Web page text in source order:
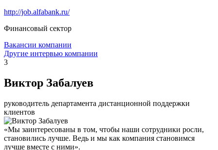
http://job.alfabank.ru/
Финансовый сектор
Вакансии компании
Другие интервью компании
3
Виктор Забалуев
руководитель департамента дистанционной поддержки
клиентов
«Мы заинтересованы в том, чтобы наши сотрудники росли,
становились лучше. Ведь и мы как компания становимся
лучше вместе с ними».